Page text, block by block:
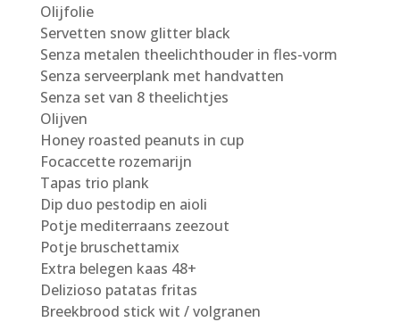
Olijfolie
Servetten snow glitter black
Senza metalen theelichthouder in fles-vorm
Senza serveerplank met handvatten
Senza set van 8 theelichtjes
Olijven
Honey roasted peanuts in cup
Focaccette rozemarijn
Tapas trio plank
Dip duo pestodip en aioli
Potje mediterraans zeezout
Potje bruschettamix
Extra belegen kaas 48+
Delizioso patatas fritas
Breekbrood stick wit / volgranen